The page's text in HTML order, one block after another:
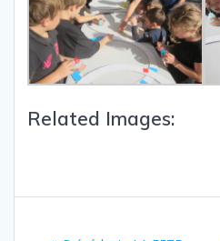
Related Images: